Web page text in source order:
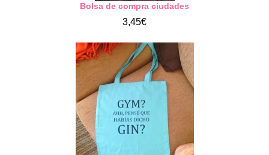
Bolsa de compra ciudades
3,45€